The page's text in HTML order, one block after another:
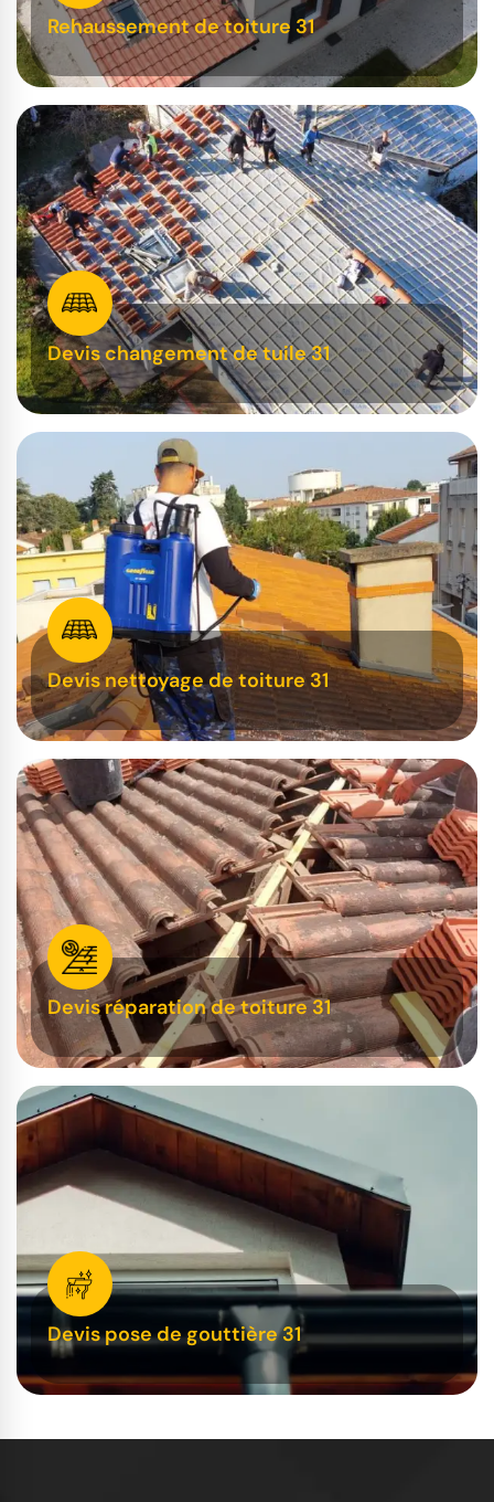
Rehaussement de toiture 31
Devis changement de tuile 31
Devis nettoyage de toiture 31
Devis réparation de toiture 31
Devis pose de gouttière 31